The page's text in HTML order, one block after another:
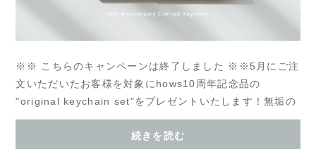
※※ こちらのキャンペーンは終了しました ※※5月にご注
文いただいたお客様を対象にhows10周年記念品の
"original keychain set"をプレゼントいたします！無垢の
なめらかな触り心地は、木の温もりが優しくつい触れて...
続きを読む